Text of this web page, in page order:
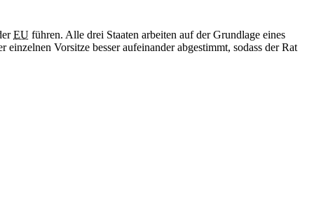
EU führen. Alle drei Staaten arbeiten auf der Grundlage eines
Vorsitze besser aufeinander abgestimmt, sodass der Rat